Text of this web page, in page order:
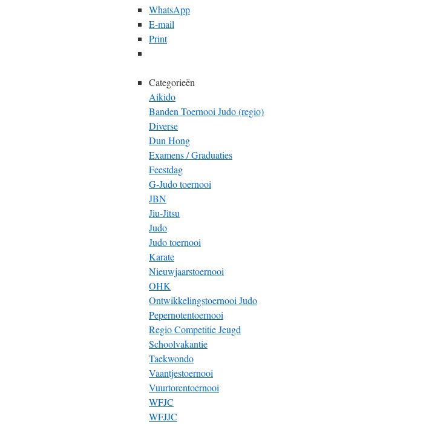
WhatsApp
E-mail
Print
Categorieën
Aikido
Banden Toernooi Judo (regio)
Diverse
Dun Hong
Examens / Graduaties
Feestdag
G-Judo toernooi
JBN
Jiu-Jitsu
Judo
Judo toernooi
Karate
Nieuwjaarstoernooi
OHK
Ontwikkelingstoernooi Judo
Pepernotentoernooi
Regio Competitie Jeugd
Schoolvakantie
Taekwondo
Vaantjestoernooi
Vuurtorentoernooi
WFJC
WFJJC